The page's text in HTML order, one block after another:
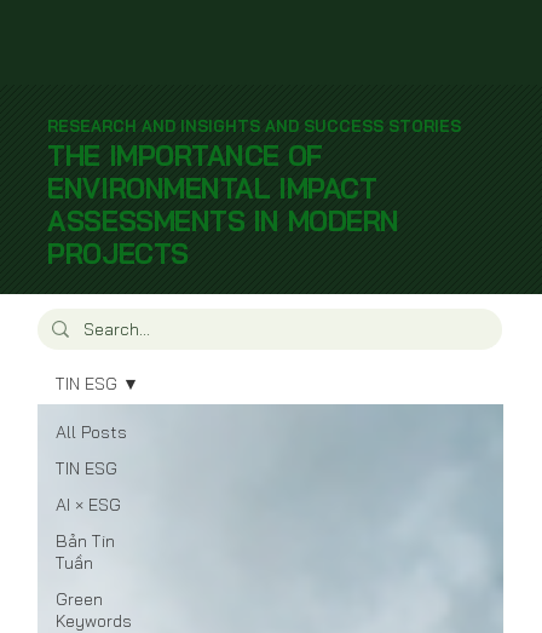
All Posts
TIN ESG
AI × ESG
Bản Tin
Tuần
Green
Keywords
TIN ESG
RESEARCH AND INSIGHTS AND SUCCESS STORIES
THE IMPORTANCE OF
ENVIRONMENTAL IMPACT
ASSESSMENTS IN MODERN
PROJECTS